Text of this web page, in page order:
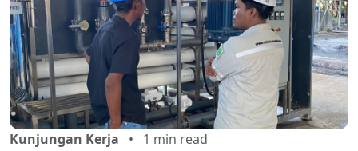
Kunjungan Kerja • 1 min read